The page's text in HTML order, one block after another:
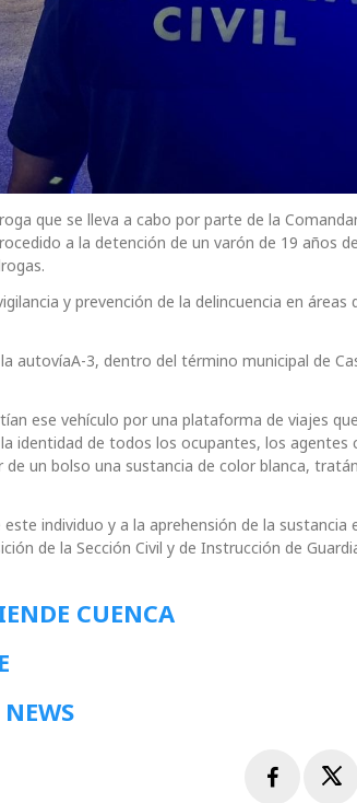
que se lleva a cabo por parte de la
a la detención de un varón de 19 años
y prevención de la delincuencia en áreas
autovíaA-3, dentro del término municipal de
ese vehículo por una plataforma de viajes
identidad de todos los ocupantes, los agentes
un bolso una sustancia de color blanca,
individuo y a la aprehensión de la sustancia
de la Sección Civil y de Instrucción de
CUENCA